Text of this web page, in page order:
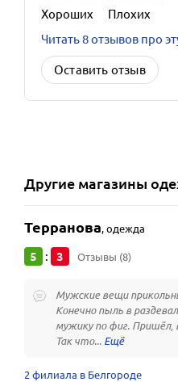
Хороших
Плохих
Читать 8 отзывов про
Оставить отзыв
Другие магазины
Терранова,одежда
5 : 3 Отзывы (8)
Мужские вещи
Конечно пыль в
мужику по фиг. Пришёл,
Так что...
2 филиала в Белгороде